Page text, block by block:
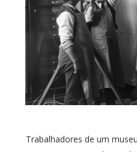
Trabalhadores de um